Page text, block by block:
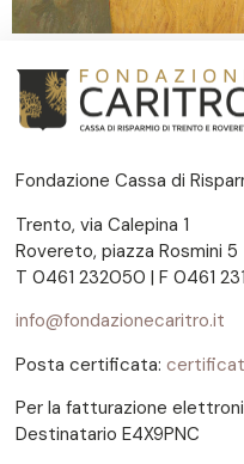
Fondazione Cassa di
Trento, via Calepina 1
Rovereto, piazza Rosmini 5
T 0461 232050 | F 0461
info@fondazionecaritro.it
Posta certificata:
Per la fatturazione
Destinatario E4X9PNC